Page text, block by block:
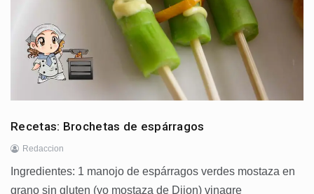
Recetas: Brochetas de espárragos
Redaccion
Ingredientes: 1 manojo de espárragos verdes mostaza en
grano sin gluten (yo mostaza de Dijon) vinagre